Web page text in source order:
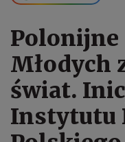
Polonijne
Młodych
świat.
Instytutu